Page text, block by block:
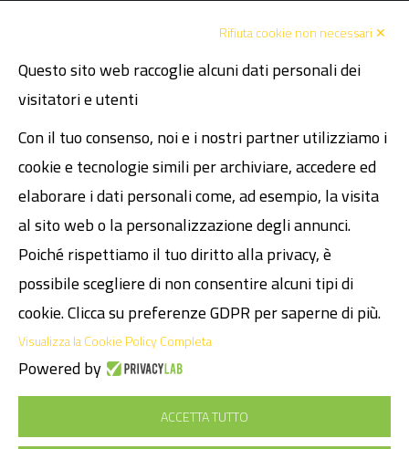
Contatti
Atmosphere
Fissa un incontro
Codice Etico
Dichiarazione dei diritti umani
Legal
P.I. 02089481200
Cap. Soc. € 30.000,00 i.v.
SDI M5UXCR1
© 2026 Tecnotrade S.r.l.
Privacy Policy
Rifiuta cookie non necessari ✕
Questo sito web raccoglie alcuni dati personali dei
visitatori e utenti
Con il tuo consenso, noi e i nostri partner utilizziamo i
cookie e tecnologie simili per archiviare, accedere ed
elaborare i dati personali come, ad esempio, la visita
al sito web o la personalizzazione degli annunci.
Poiché rispettiamo il tuo diritto alla privacy, è
possibile scegliere di non consentire alcuni tipi di
cookie. Clicca su preferenze GDPR per saperne di più.
Visualizza la Cookie Policy Completa
Powered by
ACCETTA TUTTO